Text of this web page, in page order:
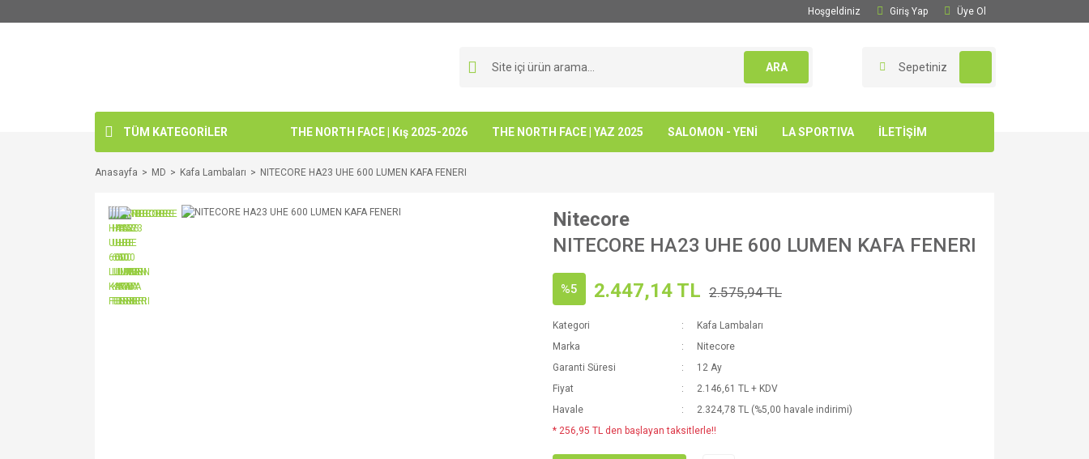
Hoşgeldiniz Giriş Yap Üye Ol
ARA Sepetiniz
TÜM KATEGORİLER THE NORTH FACE | Kış 2025-2026 THE NORTH FACE | YAZ 2025 SALOMON - YENİ LA SPORTIVA İLETİŞİM
Anasayfa MD Kafa Lambaları NITECORE HA23 UHE 600 LUMEN KAFA FENERI
Nitecore
NITECORE HA23 UHE 600 LUMEN KAFA FENERI
%5 2.447,14 TL 2.575,94 TL
Kategori
Kafa Lambaları
Marka
Nitecore
Garanti Süresi
12 Ay
Fiyat
2.146,61 TL + KDV
Havale
2.324,78 TL (%5,00 havale indirimi)
* 256,95 TL den başlayan taksitlerle!!